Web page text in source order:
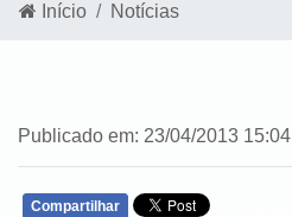
Início Notícias
Publicado em: 23/04/2013 15:04
Compartilhar